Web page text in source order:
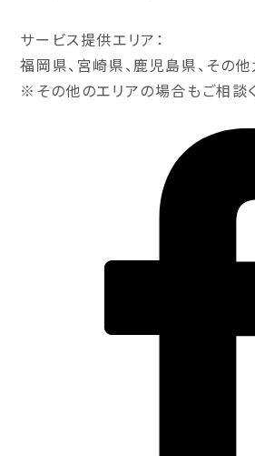
サービス提供エリア：
福岡県、宮崎県、鹿児島県、その
※その他のエリアの場合もご相談